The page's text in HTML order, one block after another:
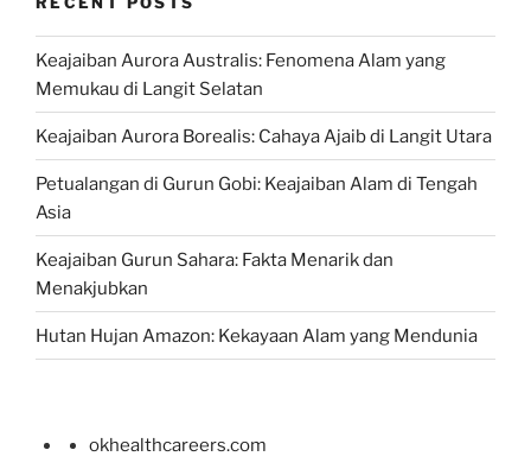
Keajaiban Aurora Australis: Fenomena Alam yang
Memukau di Langit Selatan
Keajaiban Aurora Borealis: Cahaya Ajaib di Langit Utara
Petualangan di Gurun Gobi: Keajaiban Alam di Tengah
Asia
Keajaiban Gurun Sahara: Fakta Menarik dan
Menakjubkan
Hutan Hujan Amazon: Kekayaan Alam yang Mendunia
okhealthcareers.com